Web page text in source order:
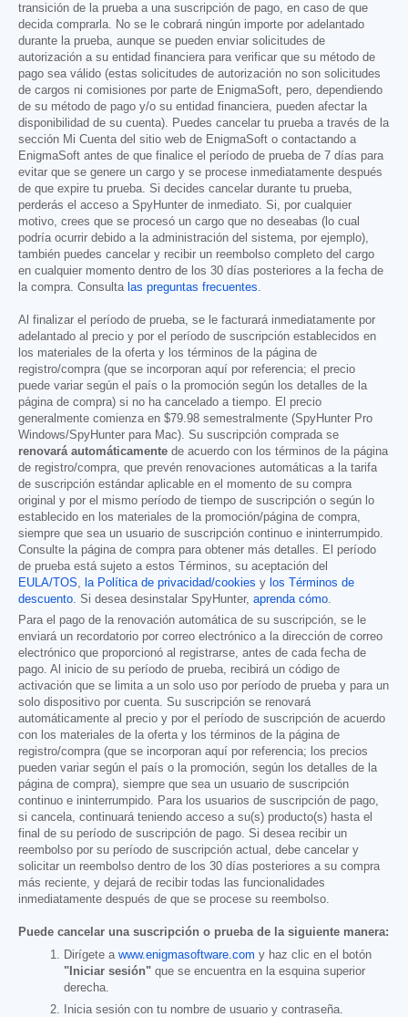
transición de la prueba a una suscripción de pago, en caso de que
decida comprarla. No se le cobrará ningún importe por adelantado
durante la prueba, aunque se pueden enviar solicitudes de
autorización a su entidad financiera para verificar que su método de
pago sea válido (estas solicitudes de autorización no son solicitudes
de cargos ni comisiones por parte de EnigmaSoft, pero, dependiendo
de su método de pago y/o su entidad financiera, pueden afectar la
disponibilidad de su cuenta). Puedes cancelar tu prueba a través de la
sección Mi Cuenta del sitio web de EnigmaSoft o contactando a
EnigmaSoft antes de que finalice el período de prueba de 7 días para
evitar que se genere un cargo y se procese inmediatamente después
de que expire tu prueba. Si decides cancelar durante tu prueba,
perderás el acceso a SpyHunter de inmediato. Si, por cualquier
motivo, crees que se procesó un cargo que no deseabas (lo cual
podría ocurrir debido a la administración del sistema, por ejemplo),
también puedes cancelar y recibir un reembolso completo del cargo
en cualquier momento dentro de los 30 días posteriores a la fecha de
la compra. Consulta las preguntas frecuentes.
Al finalizar el período de prueba, se le facturará inmediatamente por
adelantado al precio y por el período de suscripción establecidos en
los materiales de la oferta y los términos de la página de
registro/compra (que se incorporan aquí por referencia; el precio
puede variar según el país o la promoción según los detalles de la
página de compra) si no ha cancelado a tiempo. El precio
generalmente comienza en $79.98 semestralmente (SpyHunter Pro
Windows/SpyHunter para Mac). Su suscripción comprada se
renovará automáticamente de acuerdo con los términos de la página
de registro/compra, que prevén renovaciones automáticas a la tarifa
de suscripción estándar aplicable en el momento de su compra
original y por el mismo período de tiempo de suscripción o según lo
establecido en los materiales de la promoción/página de compra,
siempre que sea un usuario de suscripción continuo e ininterrumpido.
Consulte la página de compra para obtener más detalles. El período
de prueba está sujeto a estos Términos, su aceptación del
EULA/TOS, la Política de privacidad/cookies y los Términos de
descuento. Si desea desinstalar SpyHunter, aprenda cómo.
Para el pago de la renovación automática de su suscripción, se le
enviará un recordatorio por correo electrónico a la dirección de correo
electrónico que proporcionó al registrarse, antes de cada fecha de
pago. Al inicio de su período de prueba, recibirá un código de
activación que se limita a un solo uso por período de prueba y para un
solo dispositivo por cuenta. Su suscripción se renovará
automáticamente al precio y por el período de suscripción de acuerdo
con los materiales de la oferta y los términos de la página de
registro/compra (que se incorporan aquí por referencia; los precios
pueden variar según el país o la promoción, según los detalles de la
página de compra), siempre que sea un usuario de suscripción
continuo e ininterrumpido. Para los usuarios de suscripción de pago,
si cancela, continuará teniendo acceso a su(s) producto(s) hasta el
final de su período de suscripción de pago. Si desea recibir un
reembolso por su período de suscripción actual, debe cancelar y
solicitar un reembolso dentro de los 30 días posteriores a su compra
más reciente, y dejará de recibir todas las funcionalidades
inmediatamente después de que se procese su reembolso.
Puede cancelar una suscripción o prueba de la siguiente manera:
Dirígete a www.enigmasoftware.com y haz clic en el botón
"Iniciar sesión" que se encuentra en la esquina superior
derecha.
Inicia sesión con tu nombre de usuario y contraseña.